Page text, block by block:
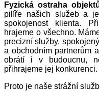
Fyzická ostraha
pilíře našich služeb a
spokojenost klienta.
hrajeme o všechno.
precizní služby,
a obchodním partnerům
obrátí i v budoucnu,
přihrajeme jej konkurenci.
Proto je naše strážní